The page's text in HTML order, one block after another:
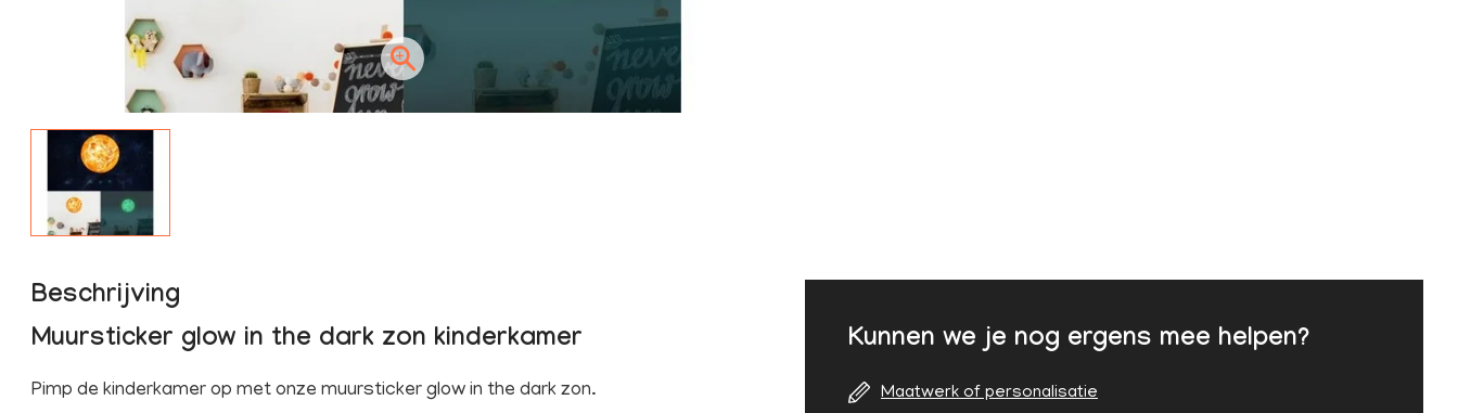
Beschrijving
Muursticker glow in the dark zon kinderkamer
Pimp de kinderkamer op met onze muursticker glow in the dark zon.
Kunnen we je nog ergens mee helpen?
Maatwerk of personalisatie